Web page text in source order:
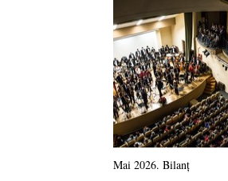
Mai 2026. Bilanț